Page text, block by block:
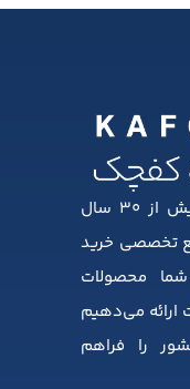
فروشگاه کفچک (یعقوبی) با بیش از ۳۰ سال
تخصصی خرید
محصولات
ارائه می‌دهیم
را فراهم